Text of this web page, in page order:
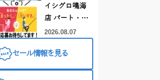
ーダー偏光グ
ラス受注会～
イシグロ鳴海
店 パート・ア
ルバイトスタ
募集中！
2026.08.07
セール情報を見る